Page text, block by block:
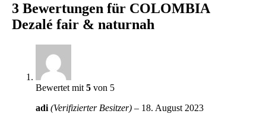
3 Bewertungen für COLOMBIA
Dezalé fair & naturnah
Bewertet mit5 von 5
adi(Verifizierter Besitzer) – 18. August 2023